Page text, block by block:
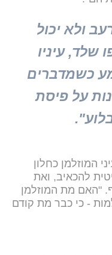
ולא יכול
שלד, עיניו
כשמדברים
על פיסת
המוזלמן כחלון
להכאיב, ואת
"האם מת המוזלמן
- כי כבר מת קודם